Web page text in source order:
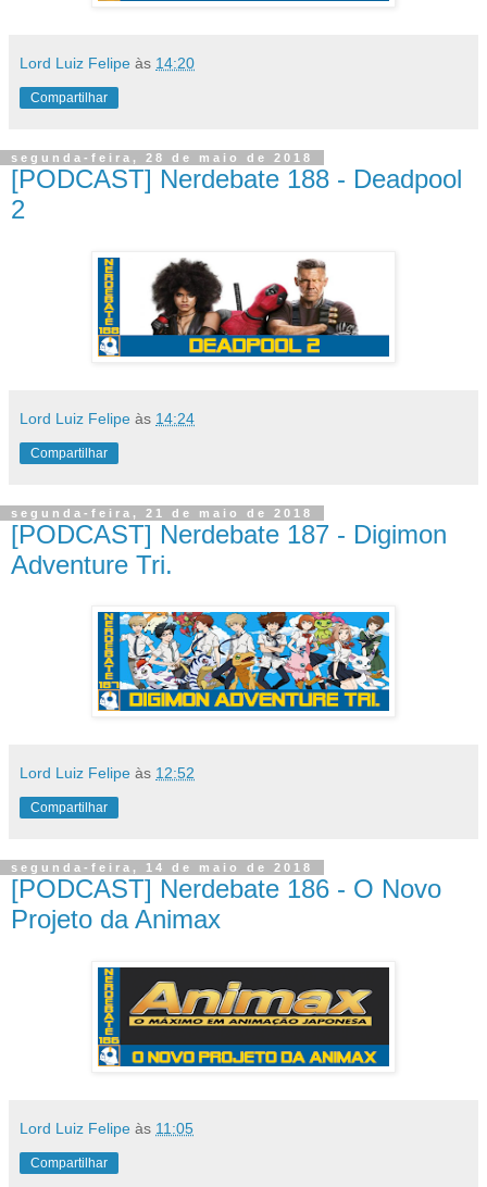
Lord Luiz Felipe às 14:20
Compartilhar
segunda-feira, 28 de maio de 2018
[PODCAST] Nerdebate 188 - Deadpool
2
Lord Luiz Felipe às 14:24
Compartilhar
segunda-feira, 21 de maio de 2018
[PODCAST] Nerdebate 187 - Digimon
Adventure Tri.
Lord Luiz Felipe às 12:52
Compartilhar
segunda-feira, 14 de maio de 2018
[PODCAST] Nerdebate 186 - O Novo
Projeto da Animax
Lord Luiz Felipe às 11:05
Compartilhar